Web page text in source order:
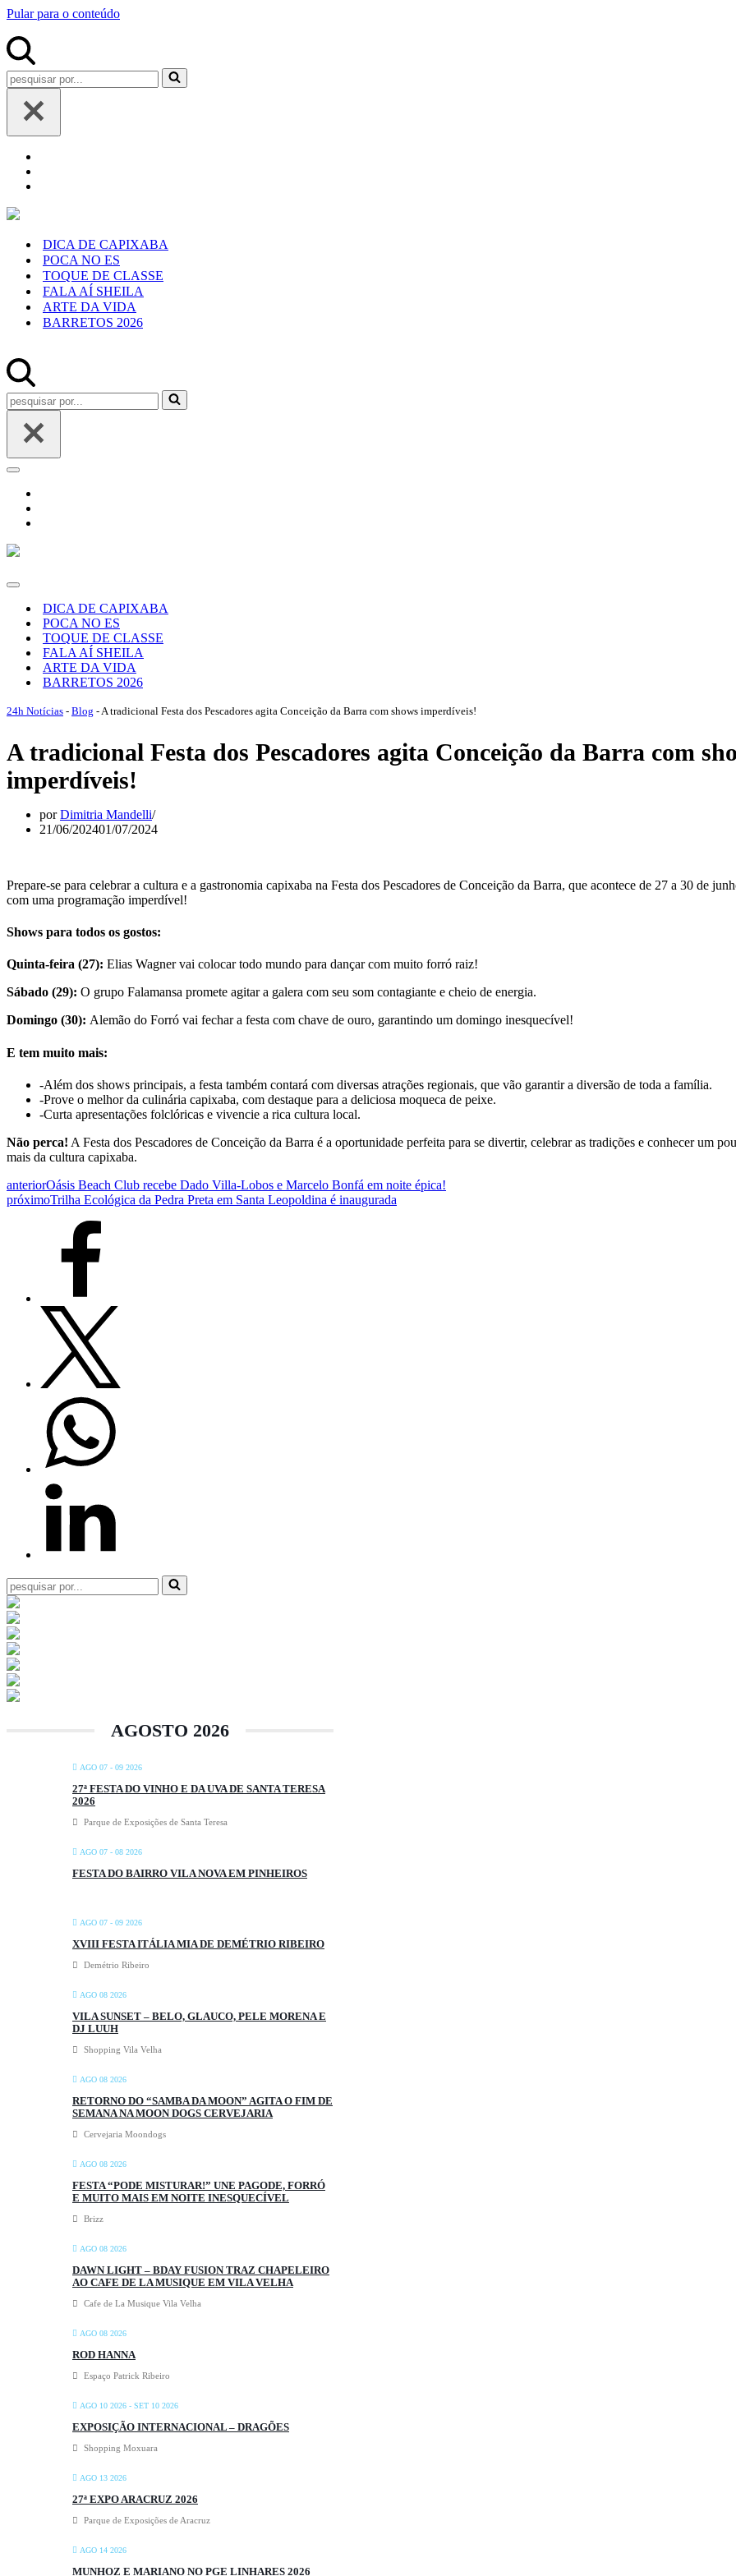
Pular para o conteúdo
Pesquisar
por...
DICA DE CAPIXABA
POCA NO ES
TOQUE DE CLASSE
FALA AÍ SHEILA
ARTE DA VIDA
BARRETOS 2026
Pesquisar
por...
Menu
navegação
Menu
navegaçãoDICA DE CAPIXABA
POCA NO ES
TOQUE DE CLASSE
FALA AÍ SHEILA
ARTE DA VIDA
BARRETOS 2026
24h Notícias - Blog -A tradicional Festa dos Pescadores agita Conceição da Barra com shows imperdíveis!
A tradicional Festa dos Pescadores agita Conceição da Barra com
imperdíveis!
porDimitria Mandelli
21/06/202401/07/2024
Prepare-se para celebrar a cultura e a gastronomia capixaba na Festa dos Pescadores de Conceição da Barra, que acontece de 27 a 30 de
com uma programação imperdível!
Shows para todos os gostos:
Quinta-feira (27): Elias Wagner vai colocar todo mundo para dançar com muito forró raiz!
Sábado (29): O grupo Falamansa promete agitar a galera com seu som contagiante e cheio de energia.
Domingo (30): Alemão do Forró vai fechar a festa com chave de ouro, garantindo um domingo inesquecível!
E tem muito mais:
-Além dos shows principais, a festa também contará com diversas atrações regionais, que vão garantir a diversão de toda a família.
-Prove o melhor da culinária capixaba, com destaque para a deliciosa moqueca de peixe.
-Curta apresentações folclóricas e vivencie a rica cultura local.
Não perca! A Festa dos Pescadores de Conceição da Barra é a oportunidade perfeita para se divertir, celebrar as tradições e conhecer um
mais da cultura capixaba.
anteriorOásis Beach Club recebe Dado Villa-Lobos e Marcelo Bonfá em noite épica!
próximoTrilha Ecológica da Pedra Preta em Santa Leopoldina é inaugurada
Pesquisar
por...
AGOSTO 2026
AGO 07 - 09 2026
27ª FESTA DO VINHO E DA UVA DE SANTA TERESA
2026
Parque de Exposições de Santa Teresa
AGO 07 - 08 2026
FESTA DO BAIRRO VILA NOVA EM PINHEIROS
AGO 07 - 09 2026
XVIII FESTA ITÁLIA MIA DE DEMÉTRIO RIBEIRO
Demétrio Ribeiro
AGO 08 2026
VILA SUNSET – BELO, GLAUCO, PELE MORENA E
DJ LUUH
Shopping Vila Velha
AGO 08 2026
RETORNO DO “SAMBA DA MOON” AGITA O FIM DE
SEMANA NA MOON DOGS CERVEJARIA
Cervejaria Moondogs
AGO 08 2026
FESTA “PODE MISTURAR!” UNE PAGODE, FORRÓ
E MUITO MAIS EM NOITE INESQUECÍVEL
Brizz
AGO 08 2026
DAWN LIGHT – BDAY FUSION TRAZ CHAPELEIRO
AO CAFE DE LA MUSIQUE EM VILA VELHA
Cafe de La Musique Vila Velha
AGO 08 2026
ROD HANNA
Espaço Patrick Ribeiro
AGO 10 2026 - SET 10 2026
EXPOSIÇÃO INTERNACIONAL – DRAGÕES
Shopping Moxuara
AGO 13 2026
27ª EXPO ARACRUZ 2026
Parque de Exposições de Aracruz
AGO 14 2026
MUNHOZ E MARIANO NO PGE LINHARES 2026